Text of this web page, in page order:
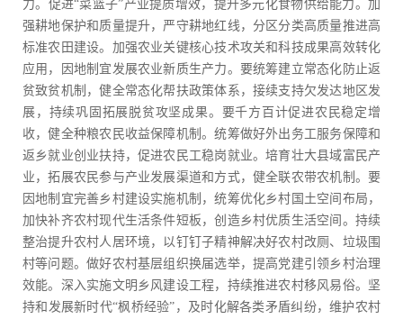
力。促进“菜篮子”产业提质增效，提升多元化食物供给能力。加
强耕地保护和质量提升，严守耕地红线，分区分类高质量推进高
标准农田建设。加强农业关键核心技术攻关和科技成果高效转化
应用，因地制宜发展农业新质生产力。要统筹建立常态化防止返
贫致贫机制，健全常态化帮扶政策体系，接续支持欠发达地区发
展，持续巩固拓展脱贫攻坚成果。要千方百计促进农民稳定增
收，健全种粮农民收益保障机制。统筹做好外出务工服务保障和
返乡就业创业扶持，促进农民工稳岗就业。培育壮大县域富民产
业，拓展农民参与产业发展渠道和方式，健全联农带农机制。要
因地制宜完善乡村建设实施机制，统筹优化乡村国土空间布局，
加快补齐农村现代生活条件短板，创造乡村优质生活空间。持续
整治提升农村人居环境，以钉钉子精神解决好农村改厕、垃圾围
村等问题。做好农村基层组织换届选举，提高党建引领乡村治理
效能。深入实施文明乡风建设工程，持续推进农村移风易俗。坚
持和发展新时代“枫桥经验”，及时化解各类矛盾纠纷，维护农村